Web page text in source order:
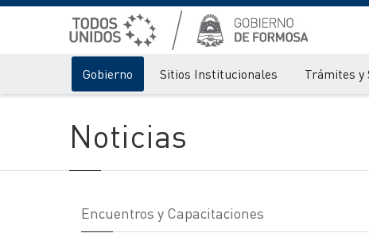
Gobierno Sitios Institucionales Trámites y
Noticias
Encuentros y Capacitaciones